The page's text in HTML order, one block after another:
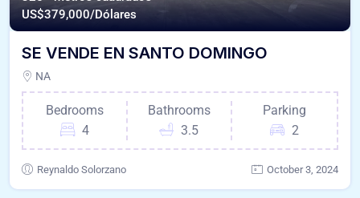
US$379,000/Dólares
SE VENDE EN SANTO DOMINGO
NA
Bedrooms
4
Bathrooms
3.5
Parking
2
Reynaldo Solorzano October 3, 2024